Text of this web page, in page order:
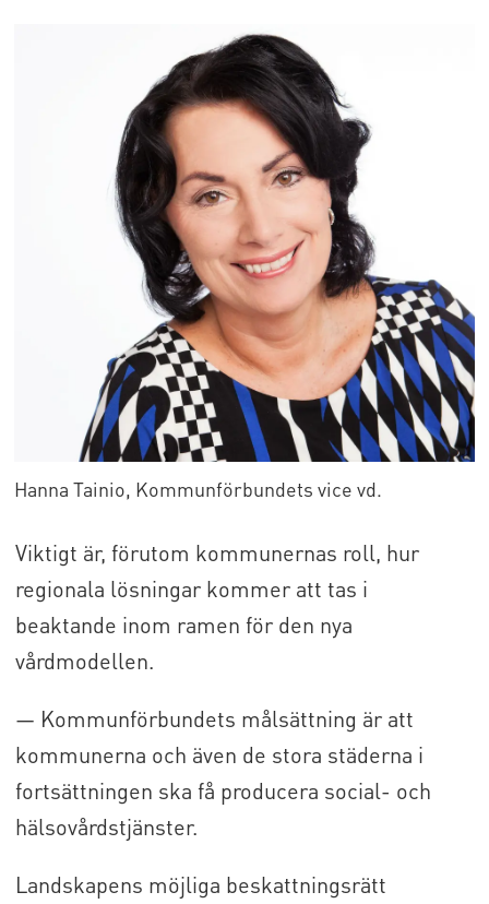
Hanna Tainio, Kommunförbundets vice vd.
Viktigt är, förutom kommunernas roll, hur
regionala lösningar kommer att tas i
beaktande inom ramen för den nya
vårdmodellen.
— Kommunförbundets målsättning är att
kommunerna och även de stora städerna i
fortsättningen ska få producera social- och
hälsovårdstjänster.
Landskapens möjliga beskattningsrätt